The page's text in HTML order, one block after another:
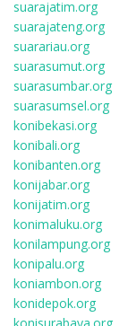
suarajatim.org
suarajateng.org
suarariau.org
suarasumut.org
suarasumbar.org
suarasumsel.org
konibekasi.org
konibali.org
konibanten.org
konijabar.org
konijatim.org
konimaluku.org
konilampung.org
konipalu.org
koniambon.org
konidepok.org